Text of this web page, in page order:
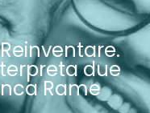
Reinventare.
due
Rame